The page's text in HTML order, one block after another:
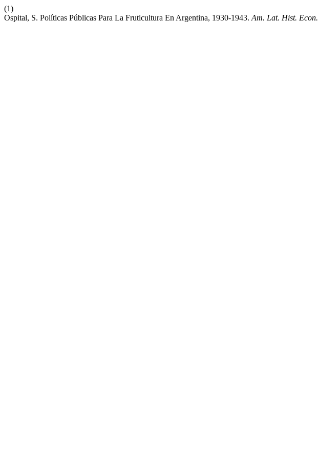
(1)
Ospital, S. Políticas Públicas Para La Fruticultura En Argentina, 1930-1943. Am. Lat. Hist. Econ.